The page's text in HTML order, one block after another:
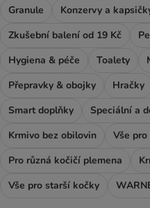
Granule Konzervy a
Zkušební balení od 19 Kč
Hygiena & péče
Toalety
Přepravky & obojky
Hračky
Smart doplňky
Speciální a
Krmivo bez obilovin
Vše
Pro různá kočičí plemena
Vše pro starší kočky